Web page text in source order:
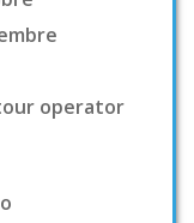
operator